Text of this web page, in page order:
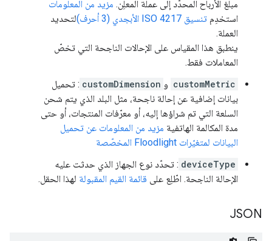
مبلغ الأرباح المحدّد إلى عملة المعلِن. مزيد من المعلومات
استخدِم تنسيق ISO 4217 الأبجدي (3 أحرف)
لتحديد
العملة.
ينطبق هذا المقياس على الإحالات الناجحة التي تخصّ
المعاملات فقط.
customMetric و customDimension : تحميل
بيانات إضافية عن إحالة ناجحة، مثل البلد الذي يتم شحن
السلعة التي تم شراؤها إليه، أو معرّفات المنتجات، أو حتى
مدة المكالمة الهاتفية مزيد من المعلومات عن تحميل
البيانات لمتغيّرات Floodlight المخصّصة
deviceType : تحدّد نوع الجهاز الذي حدثت عليه
الإحالة الناجحة. اطّلِع على قائمة القيم المقبولة لهذا الحقل.
JSON